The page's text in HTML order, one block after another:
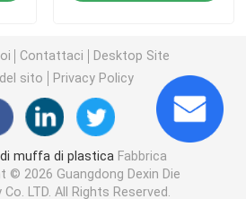
muffa
Contattaci
Desktop Site
sito
Privacy Policy
muffa di plastica Fabbrica
© 2026 Guangdong Dexin Die
LTD. All Rights Reserved.